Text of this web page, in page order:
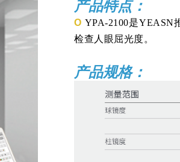
产品特点：
O YPA-2100是YEASN
检查人眼屈光度。
产品规格：